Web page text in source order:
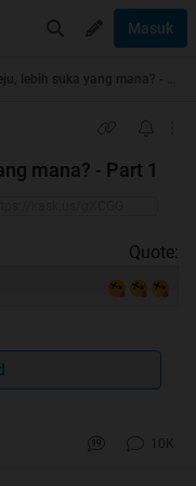
Masuk
mana? - Part 1
Quote: